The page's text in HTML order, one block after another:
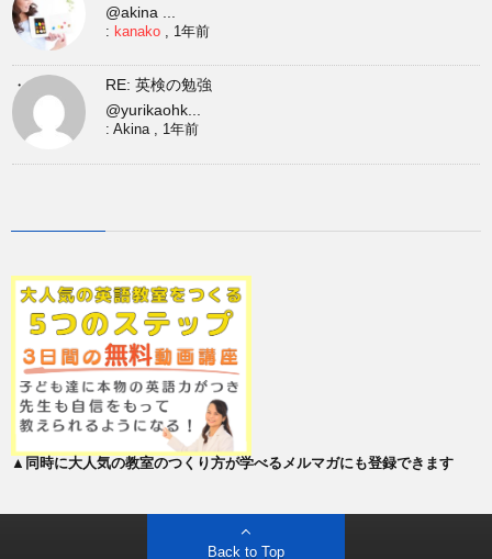
@akina ...
: kanako 1年前
RE: 英検の勉強
@yurikaohk...
:Akina, 1年前
▲同時に大人気の教室のつくり方が学べるメルマガにも登録できます
Back to Top